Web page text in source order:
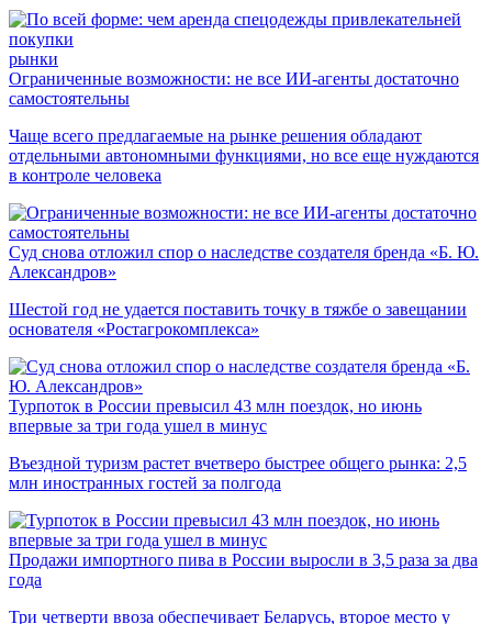
рынки
Ограниченные возможности: не все ИИ-агенты достаточно
самостоятельны
Чаще всего предлагаемые на рынке решения обладают
отдельными автономными функциями, но все еще нуждаются
в контроле человека
Суд снова отложил спор о наследстве создателя бренда «Б. Ю.
Александров»
Шестой год не удается поставить точку в тяжбе о завещании
основателя «Ростагрокомплекса»
Турпоток в России превысил 43 млн поездок, но июнь
впервые за три года ушел в минус
Въездной туризм растет вчетверо быстрее общего рынка: 2,5
млн иностранных гостей за полгода
Продажи импортного пива в России выросли в 3,5 раза за два
года
Три четверти ввоза обеспечивает Беларусь, второе место у